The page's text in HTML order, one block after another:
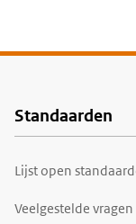
Voet
Standaarden
Lijst open
Veelgestelde vragen